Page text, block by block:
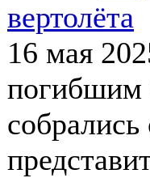
вертолёта
16 мая
погибшим